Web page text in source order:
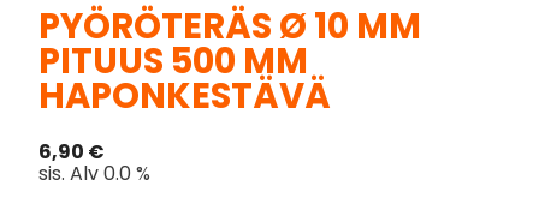
PYÖRÖTERÄS Ø 10 MM
PITUUS 500 MM
HAPONKESTÄVÄ
6,90 €
sis. Alv 0.0 %